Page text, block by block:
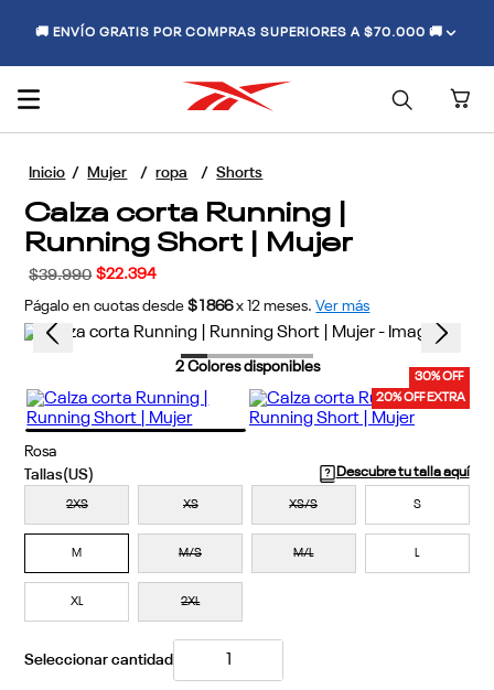
🚚 ENVÍO GRATIS POR COMPRAS SUPERIORES A $70.000 🚚
Mujer ropa Shorts
Calza corta Running |
Running Short | Mujer
$39.990 $22.394
Págalo en cuotas desde $1866 x 12 meses. Ver más
30% OFF
20% OFF EXTRA
2Colores disponibles
Rosa
Descubre tu talla aquí
2XS XS XS/S S
M M/S M/L L
XL 2XL